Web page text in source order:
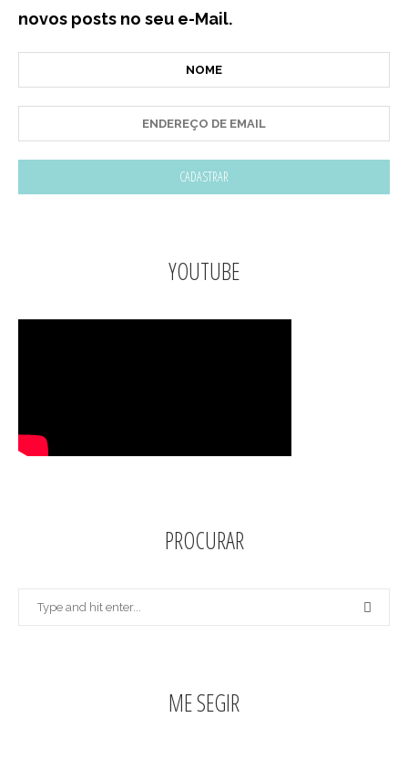
novos posts no seu e-Mail.
YOUTUBE
PROCURAR
ME SEGIR